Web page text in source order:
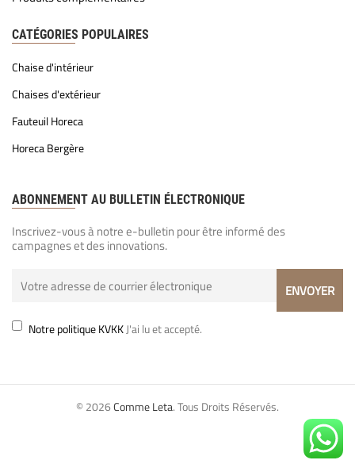
CATÉGORIES POPULAIRES
Chaise d'intérieur
Chaises d'extérieur
Fauteuil Horeca
Horeca Bergère
ABONNEMENT AU BULLETIN ÉLECTRONIQUE
Inscrivez-vous à notre e-bulletin pour être informé des
campagnes et des innovations.
Notre politique KVKKJ'ai lu et accepté.
© 2026Comme Leta. Tous Droits Réservés.